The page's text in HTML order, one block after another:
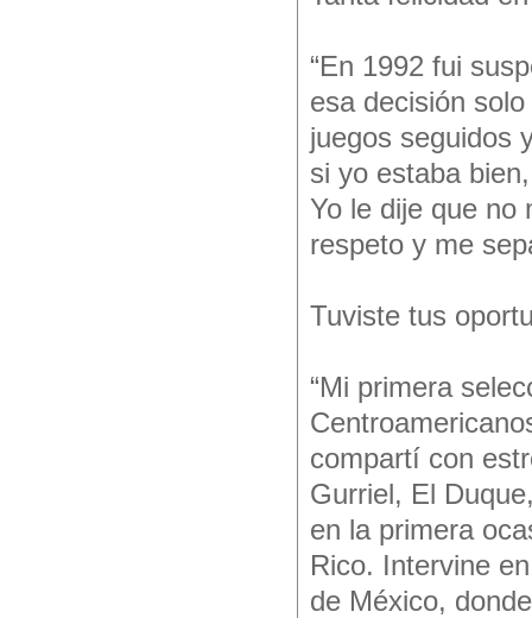
“En 1992 fui
esa decisión
juegos seguidos
si yo estaba
Yo le dije que no
respeto y me
Tuviste tus
“Mi primera
compartí con
Gurriel, El
en la primera
Rico. Intervine
de México,